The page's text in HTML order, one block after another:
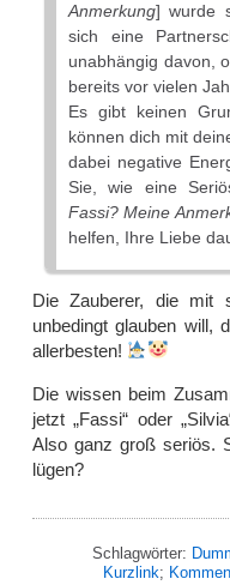
Anmerkung] wurde
sich eine
unabhängig davon,
bereits vor vielen
Es gibt keinen
können dich mit
dabei negative
Sie, wie eine
Fassi? Meine
helfen, Ihre Liebe
Die Zauberer, die mit
unbedingt glauben will,
allerbesten!
Die wissen beim
jetzt „Fassi“ oder
Also ganz groß seriös.
lügen?
Schlagwörter:
Kurzlink;